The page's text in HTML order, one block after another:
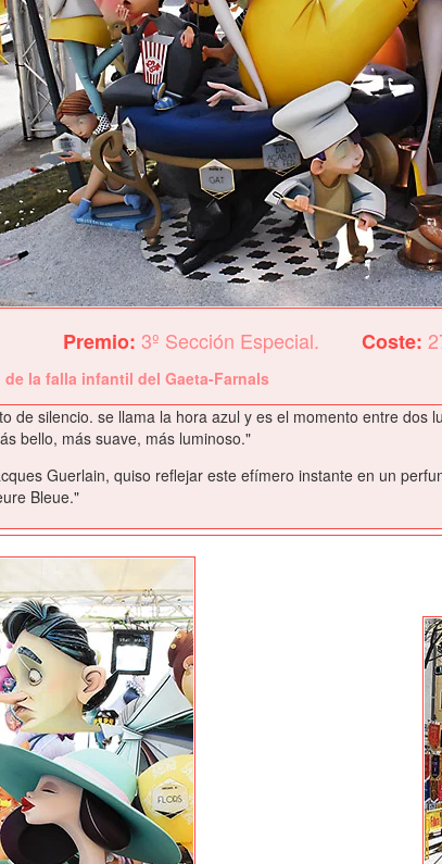
Premio: 3º Sección Especial. Coste:
de la falla infantil del Gaeta-Farnals
de silencio. se llama la hora azul y es el momento entre
bello, más suave, más luminoso."
Guerlain, quiso reflejar este efímero instante en un
Bleue."